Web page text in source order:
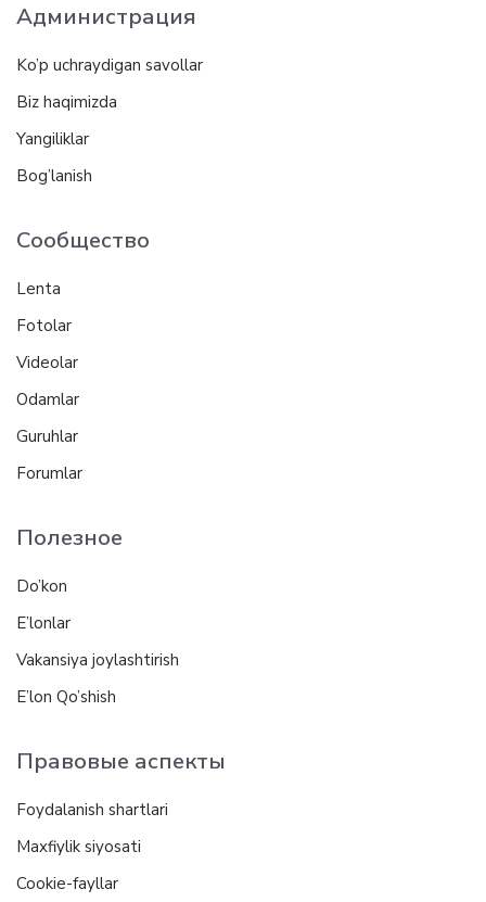
Администрация
Ko’p uchraydigan savollar
Biz haqimizda
Yangiliklar
Bog’lanish
Сообщество
Lenta
Fotolar
Videolar
Odamlar
Guruhlar
Forumlar
Полезное
Do’kon
E’lonlar
Vakansiya joylashtirish
E’lon Qo’shish
Правовые аспекты
Foydalanish shartlari
Maxfiylik siyosati
Cookie-fayllar